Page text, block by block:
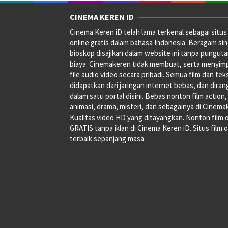
CINEMA KEREN ID
Cinema Keren iD telah lama terkenal sebagai
online gratis dalam bahasa Indonesia. Beragam
bioskop disajikan dalam website ini tanpa
biaya. Cinemakeren tidak membuat, serta
file audio video secara pribadi. Semua film dan
didapatkan dari jaringan internet bebas, dan
dalam satu portal disini. Bebas nonton film action,
animasi, drama, misteri, dan sebagainya di
Kualitas video HD yang ditayangkan. Nonton film
GRATIS tanpa iklan di Cinema Keren iD. Situs film
terbaik sepanjang masa.